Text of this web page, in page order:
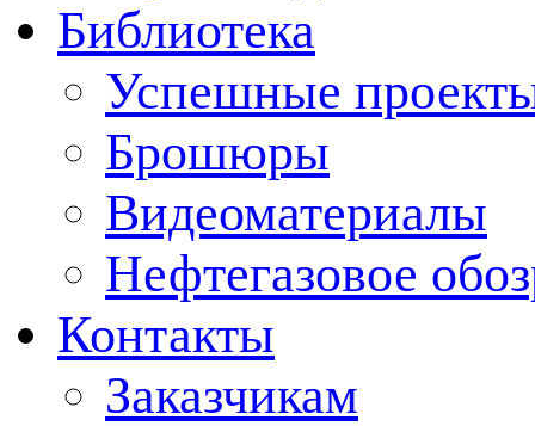
Библиотека
Успешные
Брошюры
Видеоматериалы
Нефтегазовое
Контакты
Заказчикам